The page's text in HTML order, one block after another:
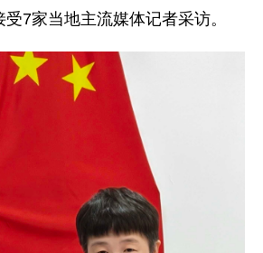
7家当地主流媒体记者采访。